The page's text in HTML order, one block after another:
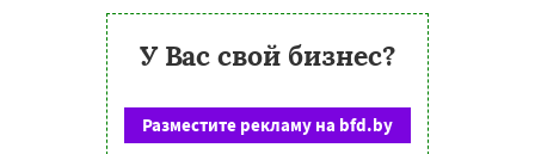
У Вас свой бизнес?
Разместите рекламу на bfd.by